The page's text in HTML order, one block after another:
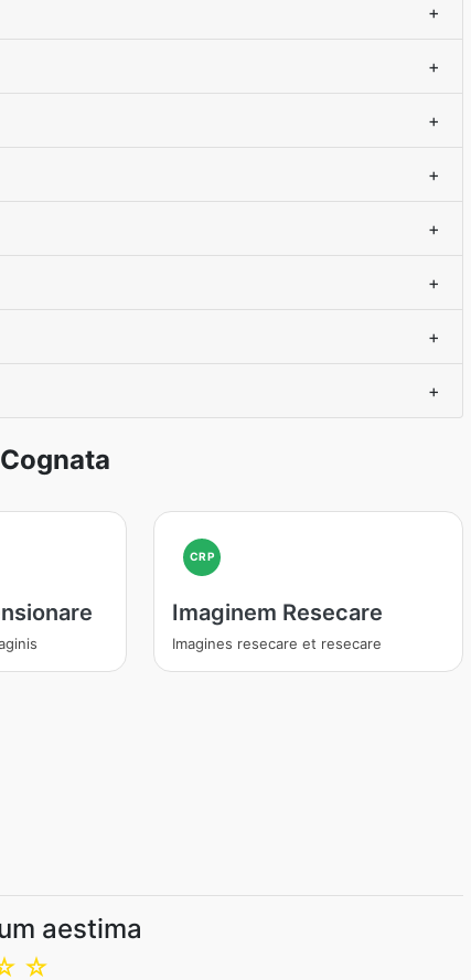
+
+
+
+
+
+
+
+
CRP
Imaginem Resecare
Imagines resecare et resecare
aestima
☆